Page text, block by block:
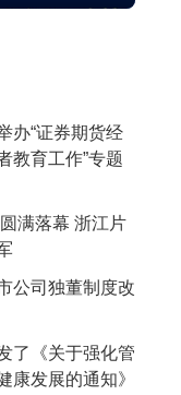
办“证券期货经
教育工作”专题
满落幕 浙江片
公司独董制度改
了《关于强化管
康发展的通知》